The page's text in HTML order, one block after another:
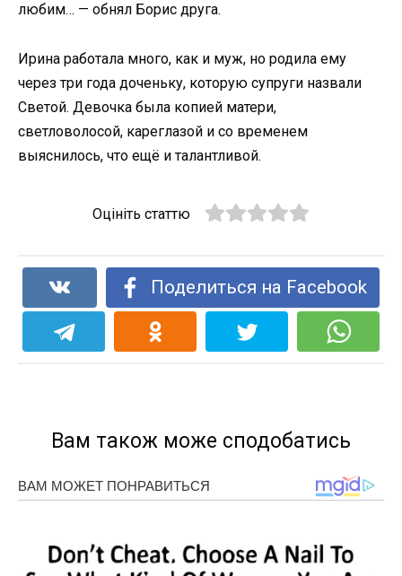
любим… — обнял Борис друга.
Ирина работала много, как и муж, но родила ему
через три года доченьку, которую супруги назвали
Светой. Девочка была копией матери,
светловолосой, кареглазой и со временем
выяснилось, что ещё и талантливой.
Оцініть статтю
Поделиться на Facebook
Вам також може сподобатись